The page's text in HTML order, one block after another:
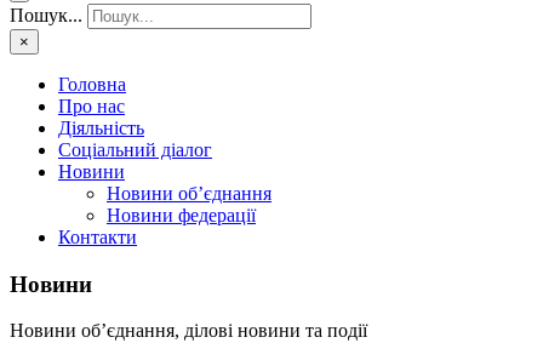
Пошук...
×
Головна
Про нас
Діяльність
Соціальний діалог
Новини
Новини об’єднання
Новини федерації
Контакти
Новини
Новини об’єднання, ділові новини та події